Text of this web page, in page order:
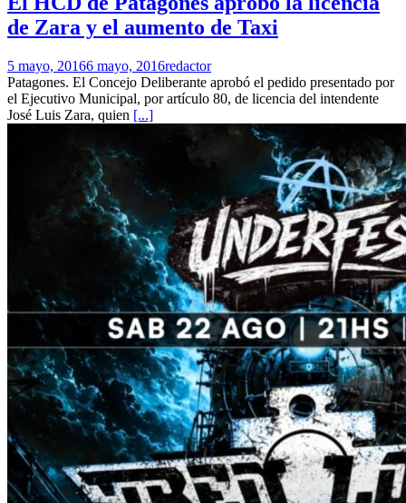
de Zara y el aumento de Taxi
5 mayo, 20166 mayo, 2016redactor
Patagones. El Concejo Deliberante aprobó el pedido presentado por
el Ejecutivo Municipal, por artículo 80, de licencia del intendente
José Luis Zara, quien [...]